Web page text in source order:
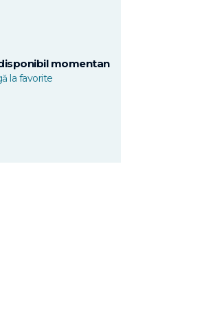
momentan
la favorite